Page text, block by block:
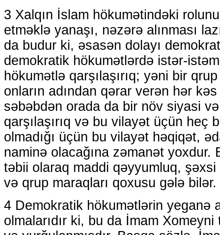
3 Xalqın İslam hökumətindəki
etməklə yanaşı, nəzərə alınması
da budur ki, əsasən dolayı
demokratik hökumətlərdə istər-
hökumətlə qarşılaşırıq; yəni bir
onların adından qərar verən hər
səbəbdən orada da bir növ siyasi
qarşılaşırıq və bu vilayət üçün heç
olmadığı üçün bu vilayət həqiqət,
naminə olacağına zəmanət yoxdur.
təbii olaraq maddi qəyyumluq, şəxsi
və qrup maraqları qoxusu gələ bilər.
4 Demokratik hökumətlərin yeganə
olmalarıdır ki, bu da İmam